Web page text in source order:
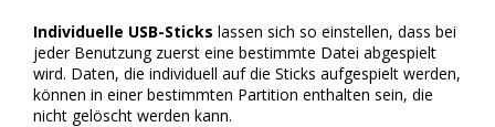
Individuelle USB-Sticks lassen sich so einstellen, dass bei
jeder Benutzung zuerst eine bestimmte Datei abgespielt
wird. Daten, die individuell auf die Sticks aufgespielt werden,
können in einer bestimmten Partition enthalten sein, die
nicht gelöscht werden kann.